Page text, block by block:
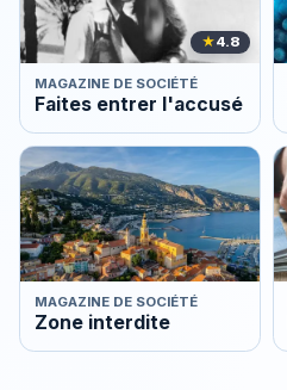
★4.8
MAGAZINE DE SOCIÉTÉ
Faites entrer l'accusé
MAGAZINE DE SOCIÉTÉ
Zone interdite